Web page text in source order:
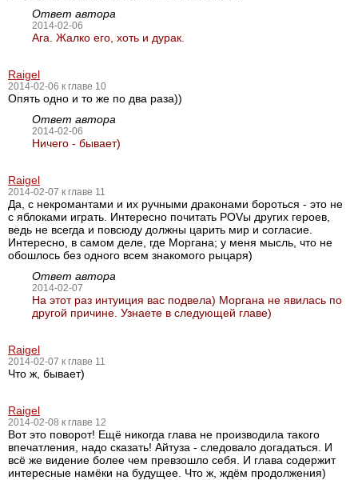
Ответ автора
2014-02-06
Ага. Жалко его, хоть и дурак.
Raigel
2014-02-06 к главе 10
Опять одно и то же по два раза))
Ответ автора
2014-02-06
Ничего - бывает)
Raigel
2014-02-07 к главе 11
Да, с некромантами и их ручными драконами бороться - это не
с яблоками играть. Интересно почитать POVы других героев,
ведь не всегда и повсюду должны царить мир и согласие.
Интересно, в самом деле, где Моргана; у меня мысль, что не
обошлось без одного всем знакомого рыцаря)
Ответ автора
2014-02-07
На этот раз интуиция вас подвела) Моргана не явилась по
другой причине. Узнаете в следующей главе)
Raigel
2014-02-07 к главе 11
Что ж, бывает)
Raigel
2014-02-08 к главе 12
Вот это поворот! Eщё никогда глава не производила такого
впечатления, надо сказать! Айтуза - следовало догадаться. И
всё же видение более чем превзошло себя. И глава содержит
интересные намёки на будущее. Что ж, ждём продолжения)